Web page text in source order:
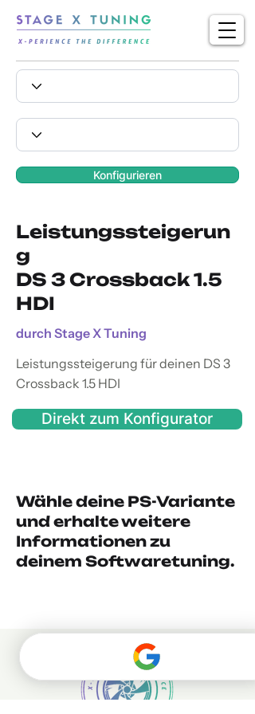
Konfigurieren
Leistungssteigerun
g
DS 3 Crossback 1.5
HDI
durch Stage X Tuning
Leistungssteigerung für deinen DS 3
Crossback 1.5 HDI
Direkt zum Konfigurator
Wähle deine PS-Variante
und erhalte weitere
Informationen zu
deinem Softwaretuning.